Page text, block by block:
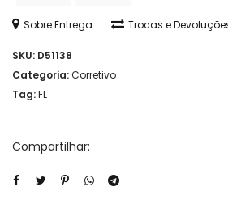
Sobre Entrega Trocas e
SKU: D51138
Categoria:Corretivo
Tag:FL
Compartilhar: